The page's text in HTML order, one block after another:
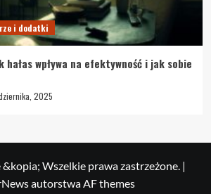
i dodatki
hałas wpływa na efektywność i jak sobie
2025
Wszelkie prawa zastrzeżone. |
autorstwa AF themes